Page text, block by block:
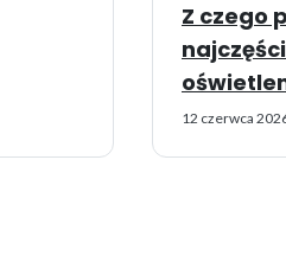
Z czego
12 czerwca